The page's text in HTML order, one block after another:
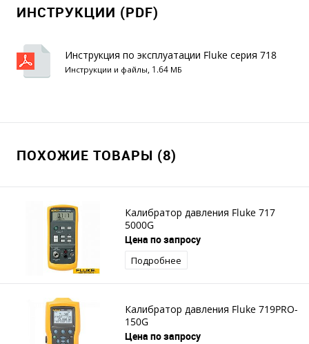
ИНСТРУКЦИИ (PDF)
Инструкция по эксплуатации Fluke серия 718
Инструкции и файлы, 1.64 МБ
ПОХОЖИЕ ТОВАРЫ (8)
Калибратор давления Fluke 717
5000G
Цена по запросу
Подробнее
Калибратор давления Fluke 719PRO-
150G
Цена по запросу